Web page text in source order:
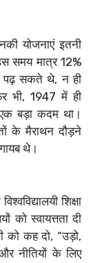
योजनाएं इतनी
समय मात्र 12%
पढ़ सकते थे, न ही
1947 में ही
एक बड़ा कदम था।
के मैराथन दौड़ने
थे।
शिक्षा
को स्वायत्तता दी
को कह दो, “उड़ो,
नीतियों के लिए